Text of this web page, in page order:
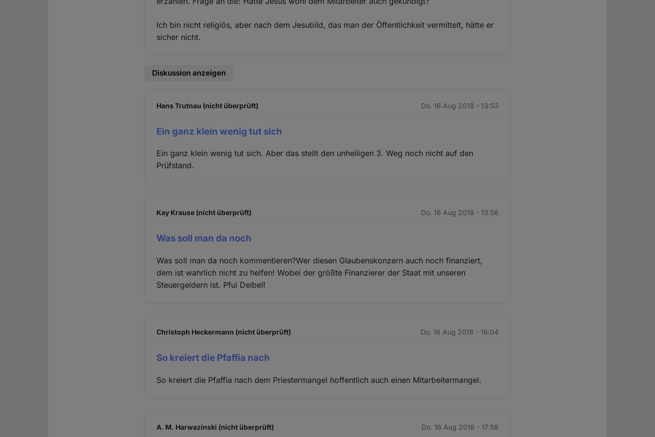
Ich bin nicht religiös, aber nach dem Jesubild, das man der Öffentlichkeit vermittelt, hätte er
sicher nicht.
Diskussion anzeigen
Hans Trutnau (nicht überprüft) Do. 16 Aug 2018 - 13:53
Ein ganz klein wenig tut sich
Ein ganz klein wenig tut sich. Aber das stellt den unheiligen 3. Weg noch nicht auf den
Prüfstand.
Kay Krause (nicht überprüft) Do. 16 Aug 2018 - 13:56
Was soll man da noch
Was soll man da noch kommentieren?Wer diesen Glaubenskonzern auch noch finanziert,
dem ist wahrlich nicht zu helfen! Wobei der größte Finanzierer der Staat mit unseren
Steuergeldern ist. Pfui Deibel!
Christoph Heckermann (nicht überprüft) Do. 16 Aug 2018 - 16:04
So kreiert die Pfaffia nach
So kreiert die Pfaffia nach dem Priestermangel hoffentlich auch einen Mitarbeitermangel.
A. M. Harwazinski (nicht überprüft) Do. 16 Aug 2018 - 17:58